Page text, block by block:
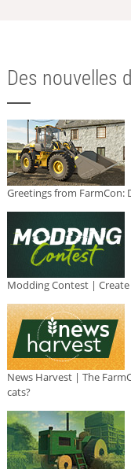
Des nouvelles
Greetings from FarmCon:
Modding Contest |
News Harvest | The
cats?